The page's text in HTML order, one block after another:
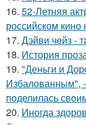
16. 52-Летняя
российском
17. Дэйви чeйз -
18. История
19. "Деньги и
Избалованным",
поделилась
20. Иногда